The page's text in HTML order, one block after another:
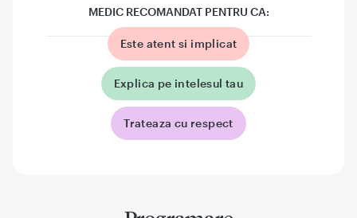
MEDIC RECOMANDAT PENTRU CA:
Este atent si implicat
Explica pe intelesul tau
Trateaza cu respect